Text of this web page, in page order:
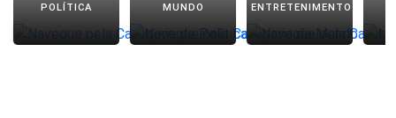
POLÍTICA MUNDO ENTRETENIMENTO